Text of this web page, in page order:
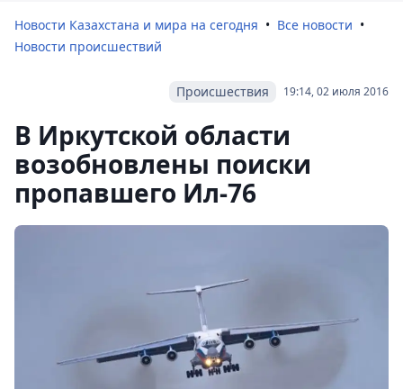
Новости Казахстана и мира на сегодня
Все новости
Новости происшествий
19:14, 02 июля 2016
Происшествия
В Иркутской области
возобновлены поиски
пропавшего Ил-76